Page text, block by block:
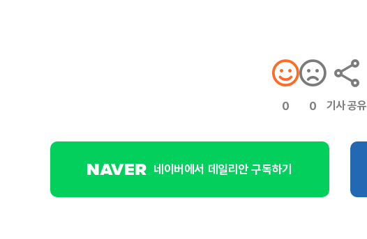
0 0 기사 공유
네이버에서 데일리안 구독하기